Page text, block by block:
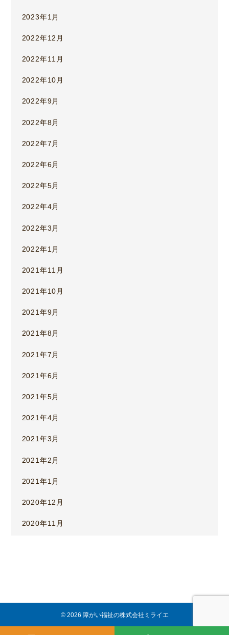
2023年1月
2022年12月
2022年11月
2022年10月
2022年9月
2022年8月
2022年7月
2022年6月
2022年5月
2022年4月
2022年3月
2022年1月
2021年11月
2021年10月
2021年9月
2021年8月
2021年7月
2021年6月
2021年5月
2021年4月
2021年3月
2021年2月
2021年1月
2020年12月
2020年11月
© 2026 障がい福祉の株式会社ミライエ